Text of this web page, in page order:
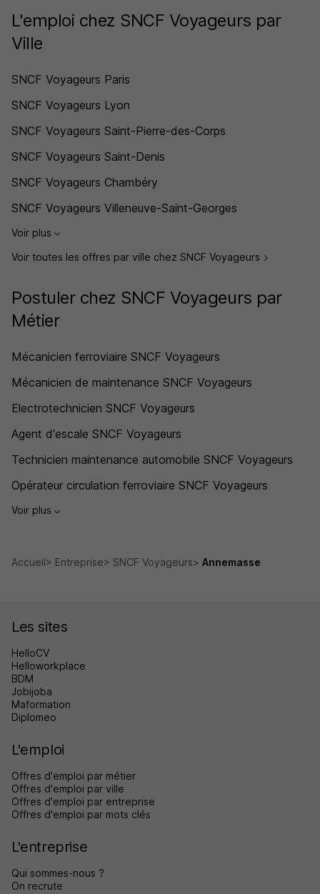
L'emploi chez SNCF Voyageurs par
Ville
SNCF Voyageurs Paris
SNCF Voyageurs Lyon
SNCF Voyageurs Saint-Pierre-des-Corps
SNCF Voyageurs Saint-Denis
SNCF Voyageurs Chambéry
SNCF Voyageurs Villeneuve-Saint-Georges
Voir plus
Voir toutes les offres par ville chez SNCF Voyageurs
Postuler chez SNCF Voyageurs par
Métier
Mécanicien ferroviaire SNCF Voyageurs
Mécanicien de maintenance SNCF Voyageurs
Electrotechnicien SNCF Voyageurs
Agent d'escale SNCF Voyageurs
Technicien maintenance automobile SNCF Voyageurs
Opérateur circulation ferroviaire SNCF Voyageurs
Voir plus
Accueil Entreprise SNCF Voyageurs Annemasse
Les sites
HelloCV
Helloworkplace
BDM
Jobijoba
Maformation
Diplomeo
L'emploi
Offres d'emploi par métier
Offres d'emploi par ville
Offres d'emploi par entreprise
Offres d'emploi par mots clés
L'entreprise
Qui sommes-nous ?
On recrute